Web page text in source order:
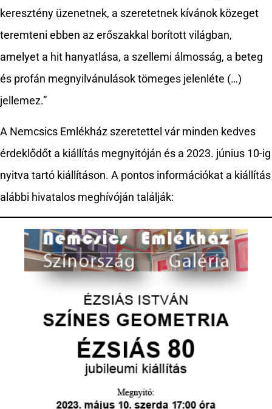
keresztény üzenetnek, a szeretetnek kívánok közeget
teremteni ebben az erőszakkal borított világban,
amelyet a hit hanyatlása, a szellemi álmosság, a beteg
és profán megnyilvánulások tömeges jelenléte (…)
jellemez.”
A Nemcsics Emlékház szeretettel vár minden kedves
érdeklődőt a kiállítás megnyitóján és a 2023. június 10-ig
nyitva tartó kiállításon. A pontos információkat a kiállítás
alábbi hivatalos meghívóján találják: